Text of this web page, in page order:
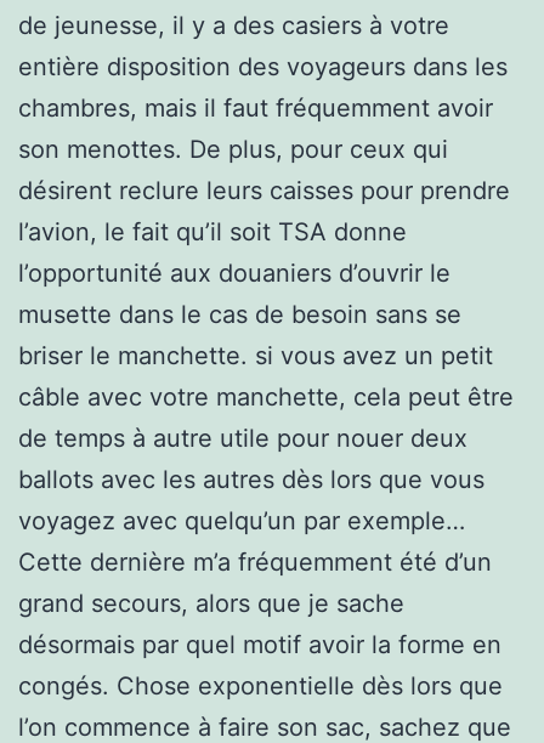
de jeunesse, il y a des casiers à votre
entière disposition des voyageurs dans les
chambres, mais il faut fréquemment avoir
son menottes. De plus, pour ceux qui
désirent reclure leurs caisses pour prendre
l’avion, le fait qu’il soit TSA donne
l’opportunité aux douaniers d’ouvrir le
musette dans le cas de besoin sans se
briser le manchette. si vous avez un petit
câble avec votre manchette, cela peut être
de temps à autre utile pour nouer deux
ballots avec les autres dès lors que vous
voyagez avec quelqu’un par exemple…
Cette dernière m’a fréquemment été d’un
grand secours, alors que je sache
désormais par quel motif avoir la forme en
congés. Chose exponentielle dès lors que
l’on commence à faire son sac, sachez que